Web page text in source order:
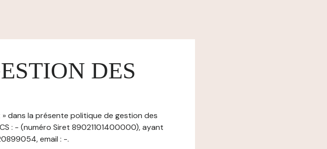
DES
dans la présente politique de gestion des
: - (numéro Siret 89021101400000), ayant
email : -.